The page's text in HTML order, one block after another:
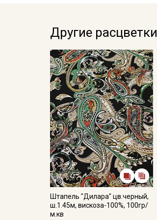
Другие расцветки
Штапель "Дилара" цв.черный,
ш.1.45м, вискоза-100%, 100гр/
м.кв